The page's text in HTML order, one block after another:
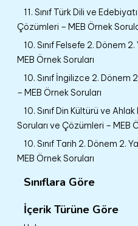
11. Sınıf Türk Dili ve
Çözümleri – MEB Örnek
10. Sınıf Felsefe 2. Dönem
MEB Örnek Soruları
10. Sınıf İngilizce 2. Dönem
– MEB Örnek Soruları
10. Sınıf Din Kültürü ve
Soruları ve Çözümleri – MEB
10. Sınıf Tarih 2. Dönem 2.
MEB Örnek Soruları
Sınıflara Göre
İçerik Türüne Göre